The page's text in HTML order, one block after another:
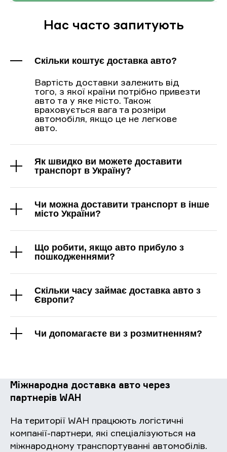
Нас часто запитують
Скільки коштує доставка авто?
Вартість доставки залежить від
того, з якої країни потрібно привезти
авто та у яке місто. Також
враховується вага та розміри
автомобіля, якщо це не легкове
авто.
Як швидко ви можете доставити
транспорт в Україну?
Чи можна доставити транспорт в інше
місто України?
Що робити, якщо авто прибуло з
пошкодженнями?
Скільки часу займає доставка авто з
Європи?
Чи допомагаєте ви з розмитненням?
Міжнародна доставка авто через
партнерів WAH
На території WAH працюють логістичні
компанії-партнери, які спеціалізуються на
міжнародному транспортуванні автомобілів.